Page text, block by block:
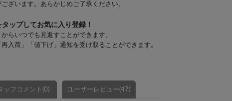
ざいます。あらかじめご了承ください。
タップしてお気に入り登録！
らいつでも見返すことができます。
入荷」「値下げ」通知を受け取ることができます。
ッフコメント(0) ユーザーレビュー(47)